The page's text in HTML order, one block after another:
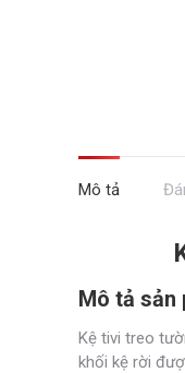
Mô tả
Mô tả sản
Kệ tivi treo
khối kệ rời